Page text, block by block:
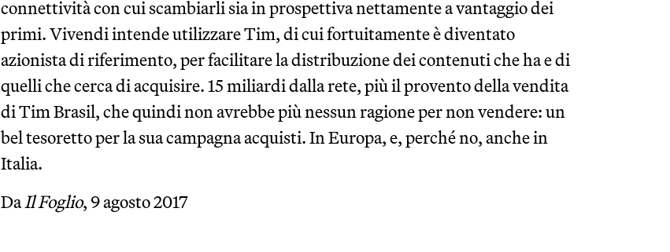
connettività con cui scambiarli sia in prospettiva nettamente a vantaggio dei
primi. Vivendi intende utilizzare Tim, di cui fortuitamente è diventato
azionista di riferimento, per facilitare la distribuzione dei contenuti che ha e di
quelli che cerca di acquisire. 15 miliardi dalla rete, più il provento della vendita
di Tim Brasil, che quindi non avrebbe più nessun ragione per non vendere: un
bel tesoretto per la sua campagna acquisti. In Europa, e, perché no, anche in
Italia.
DaIl Foglio, 9 agosto 2017